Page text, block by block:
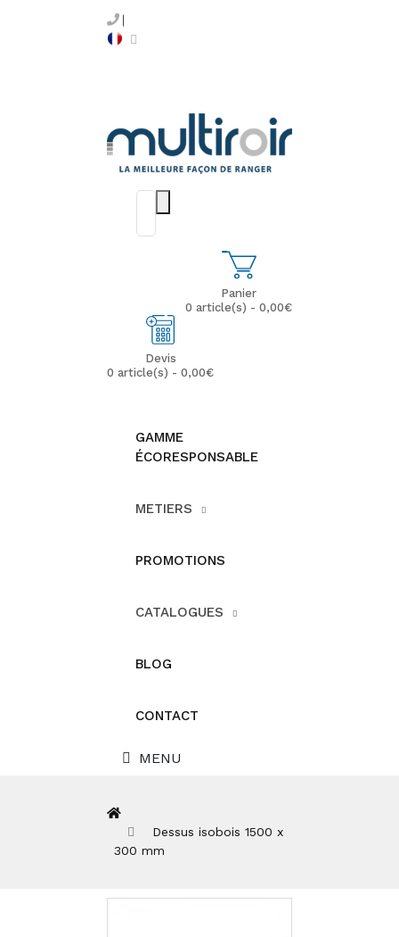
Panier
0 article(s) - 0,00€
Devis
0 article(s) - 0,00€
GAMME
ÉCORESPONSABLE
METIERS
PROMOTIONS
CATALOGUES
BLOG
CONTACT
MENU
Dessus isobois 1500 x
300 mm